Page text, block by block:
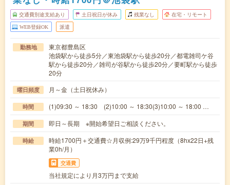
交通費別途支給あり 土日祝日が休み 残業なし 在宅・リモート
WEB登録OK 派遣
勤務地
東京都豊島区
池袋駅から徒歩5分／東池袋駅から徒歩20分／都電雑司ケ谷
駅から徒歩20分／雑司が谷駅から徒歩20分／要町駅から徒歩
20分
曜日頻度 月～金（土日祝休み）
時間 (1)09:30 ～ 18:30 (2)10:00 ～ 18:30(3)10:00 ～ 18:00 …
期間 即日～長期 ※開始希望日ご相談ください。
時給
時給1700円＋交通費☆月収例:29万9千円程度（8hx22日+残
業0h/月）
交通費
当社規定により月3万円まで支給